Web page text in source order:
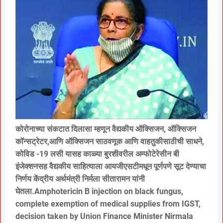
कोरोनाच्या संकटात दिलासा म्हणून वैद्यकीय ऑक्सिजन, ऑक्सिजन
कॉन्सट्रेटर,आणि ऑक्सिजन साठवणूक आणि वाहतुकीसाठीची साधने,
कोविड -19 लसी यासह काळ्या बुरशीवरील अम्फोटेरेसीन बी
इंजेक्शनसह वैद्यकीय साहित्याला आयजीएसटीमधून पूर्णपणे सूट देण्याचा
निर्णय केंद्रीय अर्थमंत्री निर्मला सीतारामन यांनी
घेतला.Amphotericin B injection on black fungus,
complete exemption of medical supplies from IGST,
decision taken by Union Finance Minister Nirmala